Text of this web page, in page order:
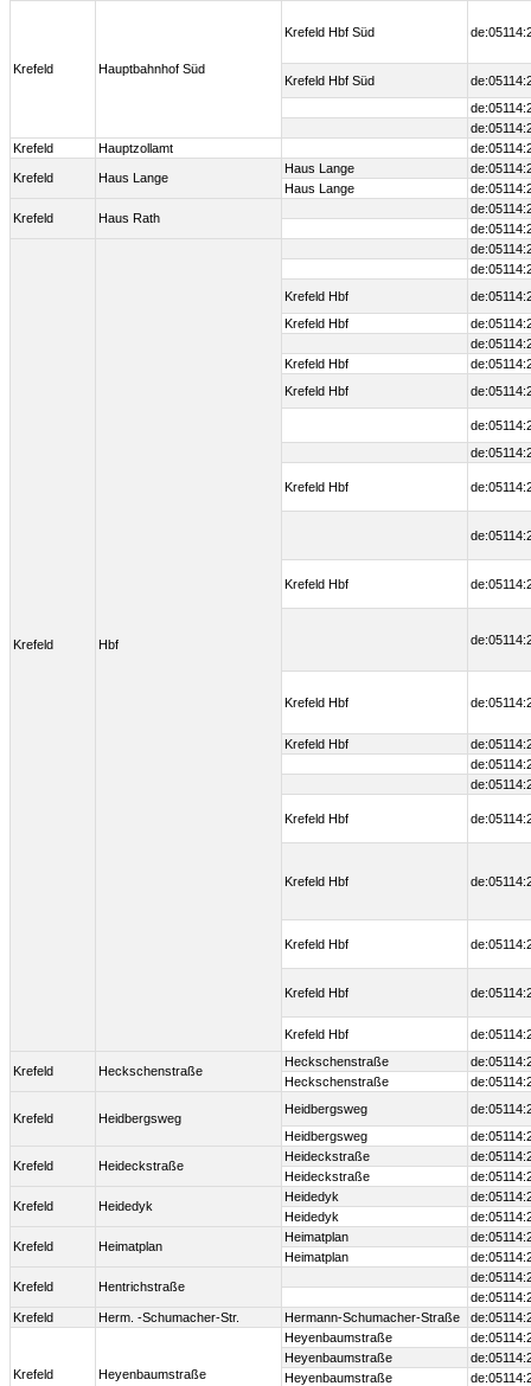
Krefeld Hauptbahnhof Süd
Krefeld Hbf Süd
Krefeld Hbf Süd
Krefeld
Hauptzollamt
Krefeld Haus Lange
Haus Lange
Haus Lange
Krefeld Haus Rath
Krefeld Hbf
Krefeld Hbf
Krefeld Hbf
Krefeld Hbf
Krefeld Hbf
Krefeld Hbf
Krefeld Hbf
Krefeld Hbf
Krefeld Hbf
Krefeld Hbf
Krefeld Hbf
Krefeld Hbf
Krefeld Hbf
Krefeld Hbf
Krefeld Heckschenstraße
Heckschenstraße
Heckschenstraße
Krefeld Heidbergsweg
Heidbergsweg
Heidbergsweg
Krefeld Heideckstraße
Heideckstraße
Heideckstraße
Krefeld Heidedyk
Heidedyk
Heidedyk
Krefeld Heimatplan
Heimatplan
Heimatplan
Krefeld Hentrichstraße
Krefeld
Herm. -Schumacher-Str. Hermann-Schumacher-Straße
Krefeld Heyenbaumstraße
Heyenbaumstraße
Heyenbaumstraße
Heyenbaumstraße